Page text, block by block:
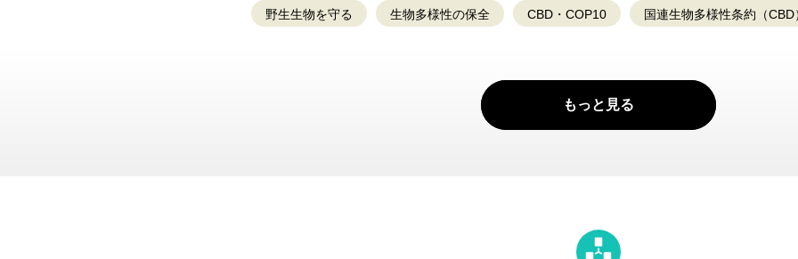
野生生物を守る 生物多様性の保全 CBD・COP10 国連生物多様性条約（CBD
もっと見る